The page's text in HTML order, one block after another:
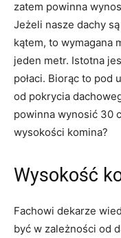
zatem powinna
Jeżeli nasze dachy
kątem, to wymagana
jeden metr. Istotna
połaci. Biorąc to pod
od pokrycia
powinna wynosić 30
wysokości komina?
Wysokość
Fachowi dekarze
być w zależności od